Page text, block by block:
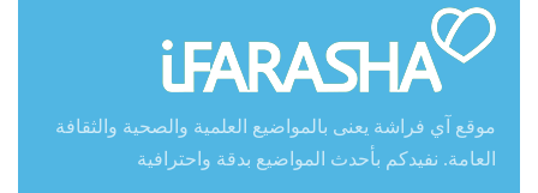
موقع آي فراشة يعنى بالمواضيع العلمية والصحية والثقافة
العامة. نفيدكم بأحدث المواضيع بدقة واحترافية